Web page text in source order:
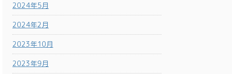
2024年5月
2024年2月
2023年10月
2023年9月